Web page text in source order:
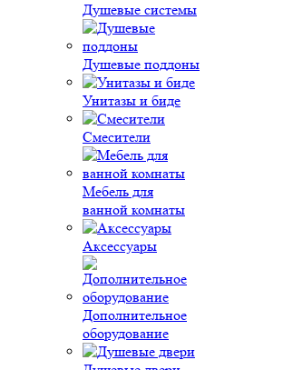
Душевые системы
Душевые поддоны
Унитазы и биде
Смесители
Мебель для
ванной комнаты
Аксессуары
Дополнительное
оборудование